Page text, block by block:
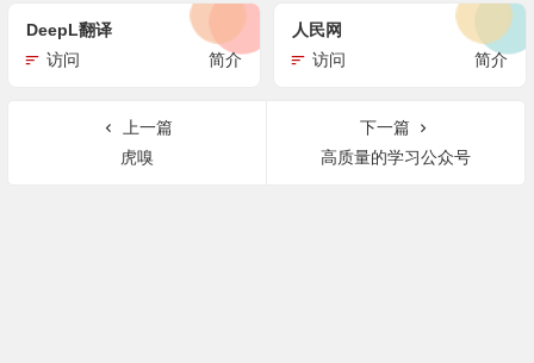
DeepL翻译
访问
简介
人民网
访问
简介
上一篇
虎嗅
下一篇
高质量的学习公众号